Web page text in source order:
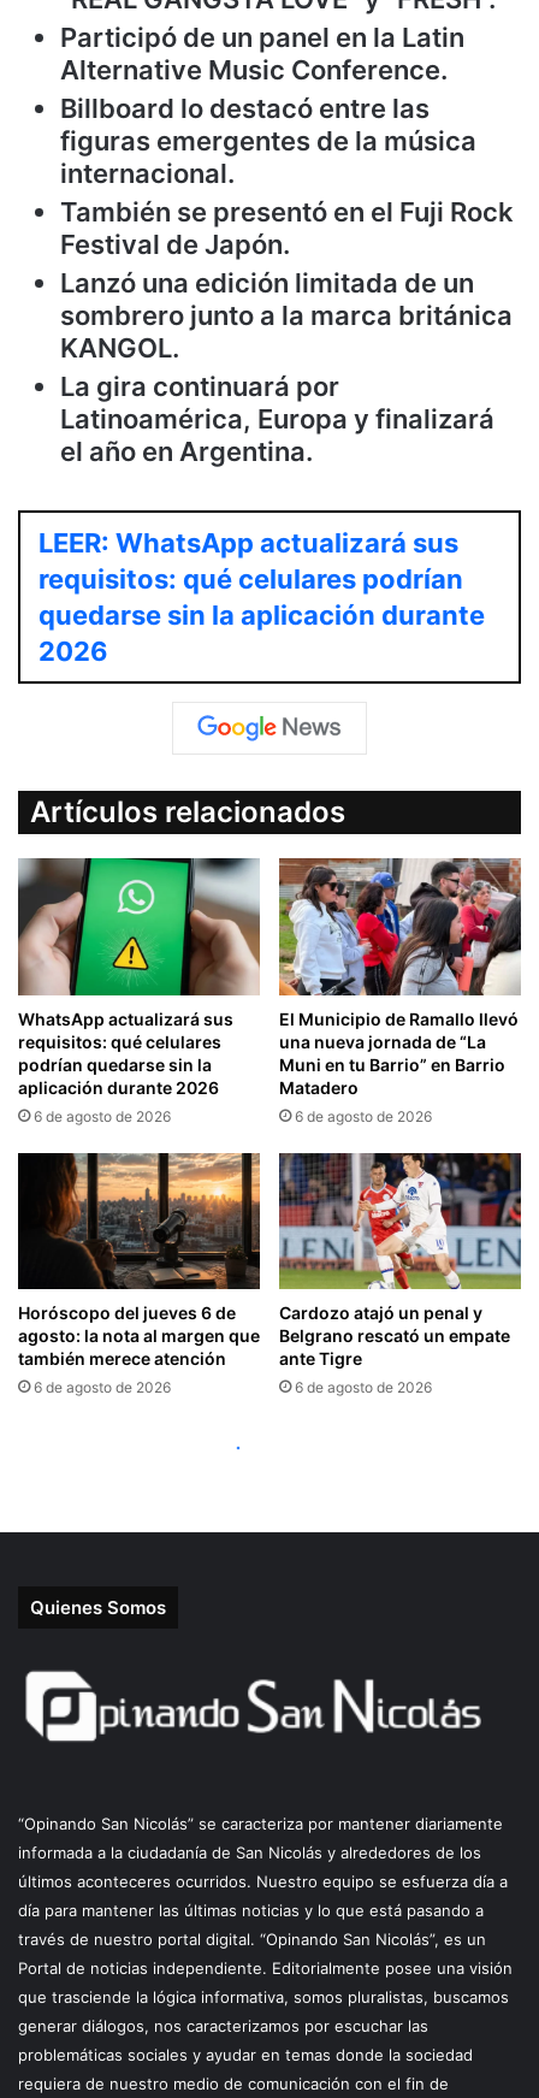
Quienes Somos
“Opinando San Nicolás” se caracteriza por mantener diariamente
informada a la ciudadanía de San Nicolás y alrededores de los
últimos aconteceres ocurridos. Nuestro equipo se esfuerza día a
día para mantener las últimas noticias y lo que está pasando a
través de nuestro portal digital. “Opinando San Nicolás”, es un
Portal de noticias independiente. Editorialmente posee una visión
que trasciende la lógica informativa, somos pluralistas, buscamos
generar diálogos, nos caracterizamos por escuchar las
problemáticas sociales y ayudar en temas donde la sociedad
requiera de nuestro medio de comunicación con el fin de